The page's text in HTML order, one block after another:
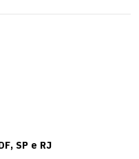
SP e RJ